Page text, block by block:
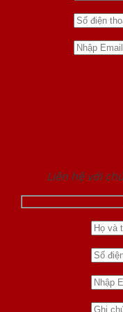
Liên hệ với